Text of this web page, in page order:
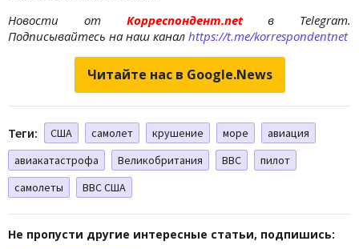
Новости отКорреспондент.netв Telegram.
Подписывайтесь на наш канал https://t.me/korrespondentnet
Читайте нас в Google.News
Теги: США самолет крушение море
авиация
авиакатастрофа
Великобритания ВВС
пилот
самолеты
ВВС США
Не пропусти другие интересные статьи, подпишись: